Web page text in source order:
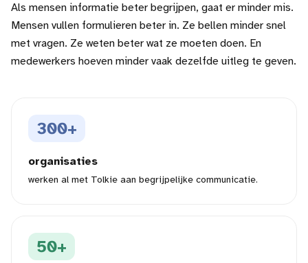
Als mensen informatie beter begrijpen, gaat er minder mis.
Mensen vullen formulieren beter in. Ze bellen minder snel
met vragen. Ze weten beter wat ze moeten doen. En
medewerkers hoeven minder vaak dezelfde uitleg te geven.
300+
organisaties
werken al met Tolkie aan begrijpelijke communicatie.
50+